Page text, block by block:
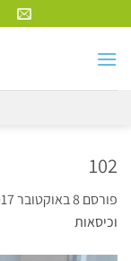
to
content
102
פורסם8 באוקטובר 2017
וכיסאות